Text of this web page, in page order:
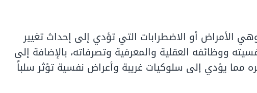
وهي الأمراض أو الاضطرابات التي تؤدي إلى إحداث تغيير
ووظائفه العقلية والمعرفية وتصرفاته، بالإضافة إلى
يؤدي إلى سلوكيات غريبة وأعراض نفسية تؤثر سلباً